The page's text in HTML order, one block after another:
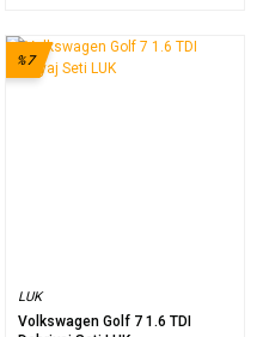
LUK
Volkswagen Golf 7 1.6 TDI
%7